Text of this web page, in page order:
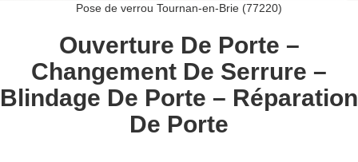
Pose de verrou Tournan-en-Brie (77220)
Ouverture De Porte –
Changement De Serrure –
Blindage De Porte – Réparation
De Porte